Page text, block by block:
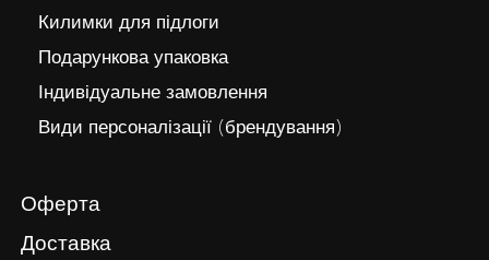
Килимки для підлоги
Подарункова упаковка
Індивідуальне замовлення
Види персоналізації (брендування)
Оферта
Доставка